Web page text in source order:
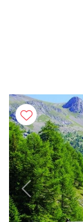
Previous